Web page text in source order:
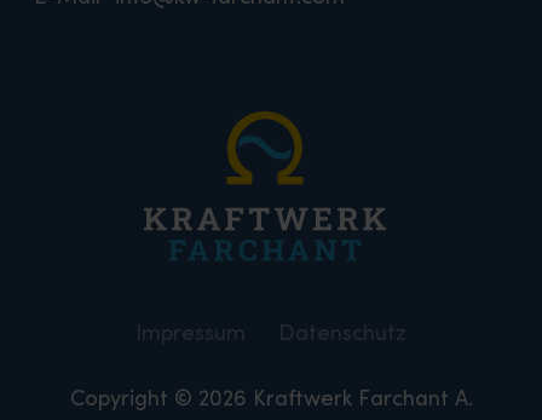
Impressum Datenschutz
Copyright © 2026 Kraftwerk Farchant A.